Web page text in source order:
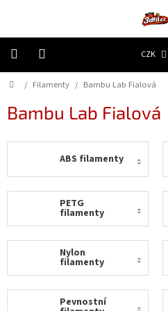
CZK
díly
ceny
Domů
/ Filamenty / Bambu Lab Fialová
Bambu Lab Fialová
ABS filamenty
PETG
filamenty
Nylon
filamenty
Pevnostní